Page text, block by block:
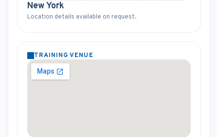
New York
Location details available on request.
TRAINING VENUE